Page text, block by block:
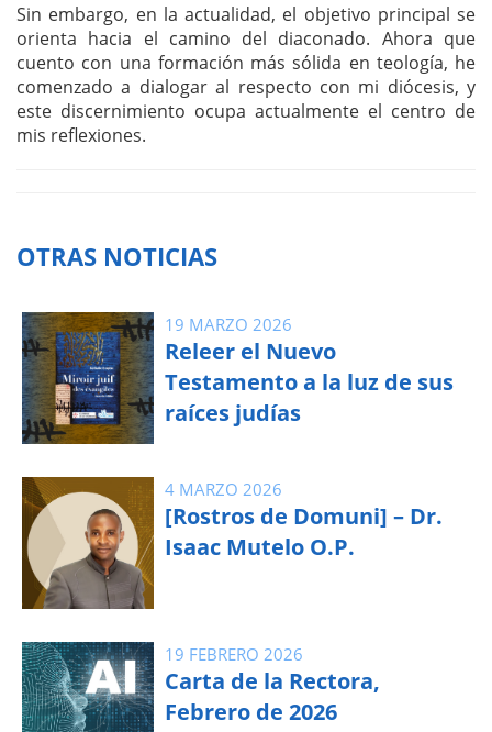
Sin embargo, en la actualidad, el objetivo principal se
orienta hacia el camino del diaconado. Ahora que
cuento con una formación más sólida en teología, he
comenzado a dialogar al respecto con mi diócesis, y
este discernimiento ocupa actualmente el centro de
mis reflexiones.
OTRAS NOTICIAS
19 MARZO 2026
Releer el Nuevo
Testamento a la luz de sus
raíces judías
4 MARZO 2026
[Rostros de Domuni] – Dr.
Isaac Mutelo O.P.
19 FEBRERO 2026
Carta de la Rectora,
Febrero de 2026